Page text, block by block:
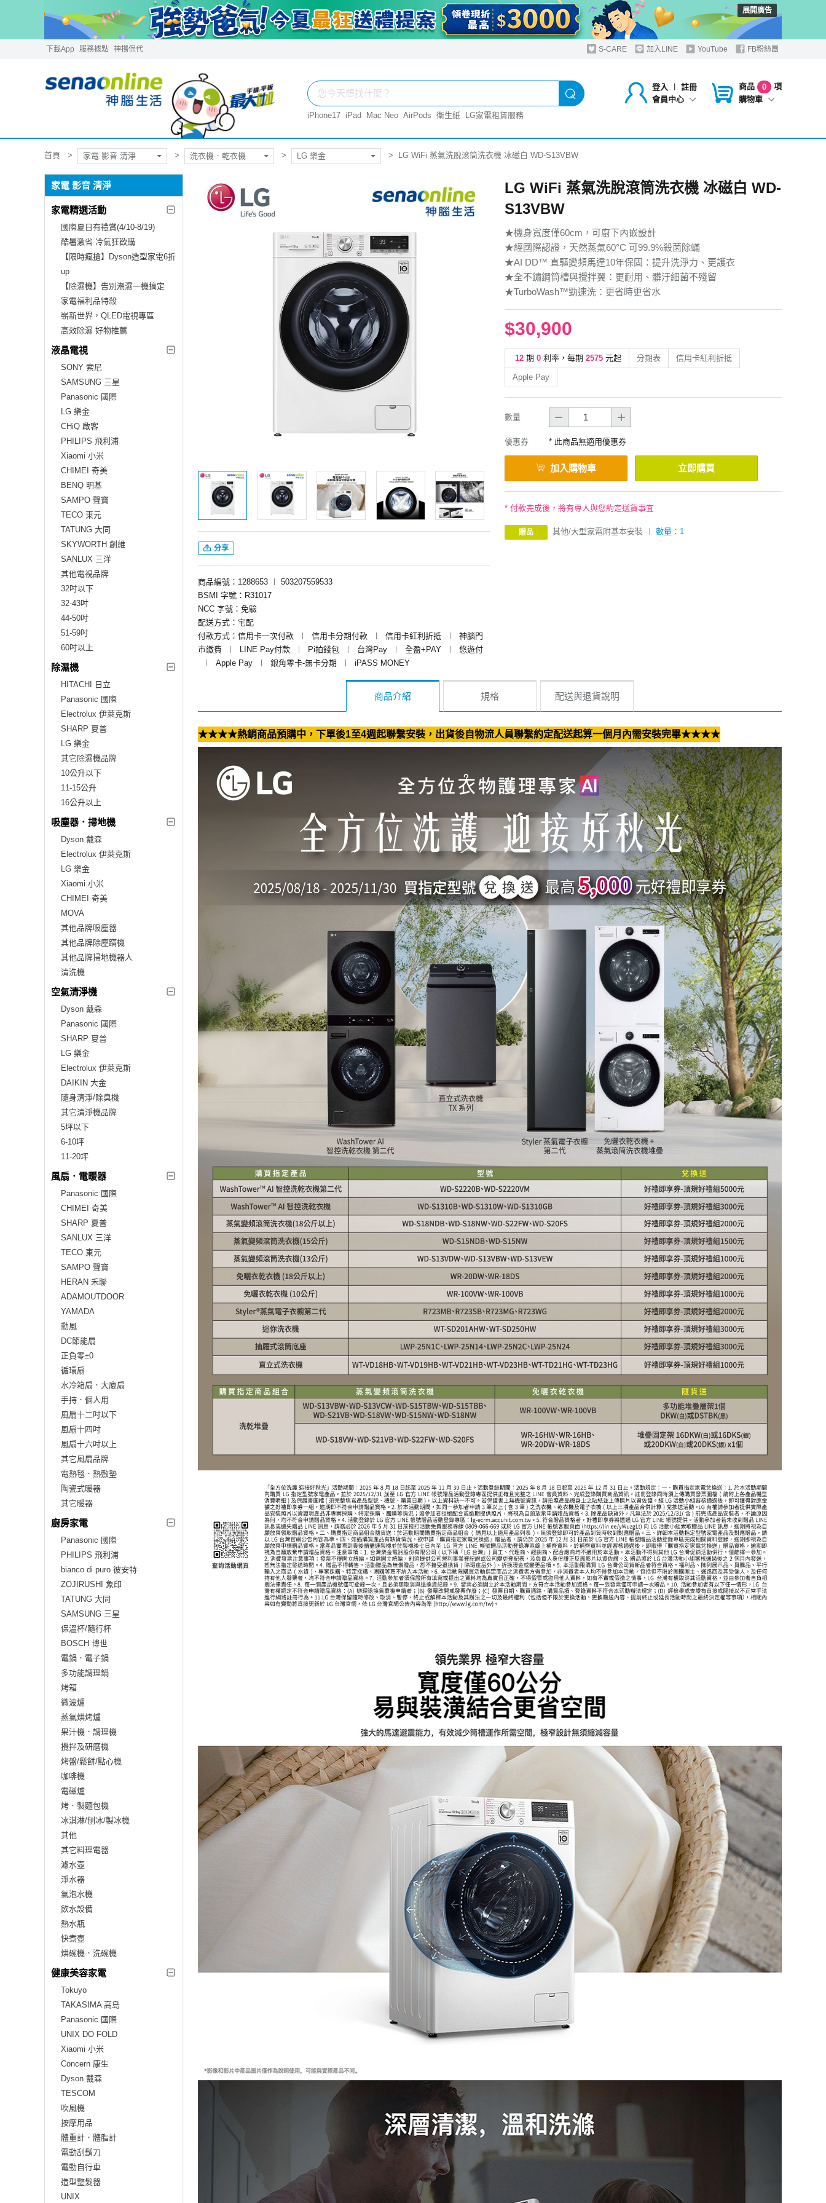
展開廣告
下載App 服務據點 神揚保代 S-CARE 加入LINE YouTube FB粉絲團
登入 ︱
註冊
會員中心
商品 0
項
購物車
iPhone17 iPad Mac Neo AirPods 衛生紙 LG家電租賃服務
首頁 家電 影音 清淨 洗衣機．乾衣機 LG 樂金 LG WiFi 蒸氣洗脫滾筒洗衣機 冰磁白 WD-S13VBW
家電 影音 清淨
家電精選活動
國際夏日有禮賞(4/10-8/19)
酷暑激省 冷氣狂歡購
【限時瘋搶】Dyson造型家電6折
up
【除濕機】告別潮濕一機搞定
家電福利品特殺
嶄新世界，QLED電視專區
高效除濕 好物推薦
液晶電視
SONY 索尼
SAMSUNG 三星
Panasonic 國際
LG 樂金
CHiQ 啟客
PHILIPS 飛利浦
Xiaomi 小米
CHIMEI 奇美
BENQ 明基
SAMPO 聲寶
TECO 東元
TATUNG 大同
SKYWORTH 創維
SANLUX 三洋
其他電視品牌
32吋以下
32-43吋
44-50吋
51-59吋
60吋以上
除濕機
HITACHI 日立
Panasonic 國際
Electrolux 伊萊克斯
SHARP 夏普
LG 樂金
其它除濕機品牌
10公升以下
11-15公升
16公升以上
吸塵器．掃地機
Dyson 戴森
Electrolux 伊萊克斯
LG 樂金
Xiaomi 小米
CHIMEI 奇美
MOVA
其他品牌吸塵器
其他品牌除塵蹣機
其他品牌掃地機器人
清洗機
空氣清淨機
Dyson 戴森
Panasonic 國際
SHARP 夏普
LG 樂金
Electrolux 伊萊克斯
DAIKIN 大金
隨身清淨/除臭機
其它清淨機品牌
5坪以下
6-10坪
11-20坪
風扇．電暖器
Panasonic 國際
CHIMEI 奇美
SHARP 夏普
SANLUX 三洋
TECO 東元
SAMPO 聲寶
HERAN 禾聯
ADAMOUTDOOR
YAMADA
勳風
DC節能扇
正負零±0
循環扇
水冷箱扇．大廈扇
手持．個人用
風扇十二吋以下
風扇十四吋
風扇十六吋以上
其它風扇品牌
電熱毯．熱敷墊
陶瓷式暖器
其它暖器
廚房家電
Panasonic 國際
PHILIPS 飛利浦
bianco di puro 彼安特
ZOJIRUSHI 象印
TATUNG 大同
SAMSUNG 三星
保溫杯/隨行杯
BOSCH 博世
電鍋．電子鍋
多功能調理鍋
烤箱
微波爐
蒸氣烘烤爐
果汁機．調理機
攪拌及研磨機
烤盤/鬆餅/點心機
咖啡機
電磁爐
烤．製麵包機
冰淇淋/刨冰/製冰機
其他
其它料理電器
濾水壺
淨水器
氣泡水機
飲水設備
熱水瓶
快煮壺
烘碗機．洗碗機
健康美容家電
Tokuyo
TAKASIMA 高島
Panasonic 國際
UNIX DO FOLD
Xiaomi 小米
Concern 康生
Dyson 戴森
TESCOM
吹風機
按摩用品
體重計．體脂計
電動刮鬍刀
電動自行車
造型整髮器
UNIX
分享
商品編號：1288653 ︱
503207559533
BSMI 字號：R31017
NCC 字號：免驗
配送方式：宅配
付款方式：信用卡一次付款
︱ 信用卡分期付款 ︱ 信用卡紅利折抵 ︱
神腦門
市繳費
︱ LINE Pay付款 ︱ Pi拍錢包 ︱ 台灣Pay ︱ 全盈+PAY ︱
悠遊付
︱
Apple Pay ︱ 銀角零卡-無卡分期 ︱ iPASS MONEY
LG WiFi 蒸氣洗脫滾筒洗衣機 冰磁白 WD-
S13VBW
★機身寬度僅60cm，可廚下內嵌設計
★經國際認證，天然蒸氣60°C 可99.9%殺菌除蟎
★AI DD™ 直驅變頻馬達10年保固：提升洗淨力、更護衣
★全不鏽鋼筒槽與攪拌翼：更耐用、髒汙細菌不殘留
★TurboWash™勁速洗：更省時更省水
$30,900
12 期 0 利率，每期 2575 元起 分期表 信用卡紅利折抵
Apple Pay
數量
優惠券 * 此商品無適用優惠券
加入購物車 立即購買
* 付款完成後，將有專人與您約定送貨事宜
贈品 其他/大型家電附基本安裝 ︱ 數量：1
商品介紹 規格 配送與退貨說明
★★★★熱銷商品預購中，下單後1至4週起聯繫安裝，出貨後自物流人員聯繫約定配送起算一個月內需安裝完畢★★★★